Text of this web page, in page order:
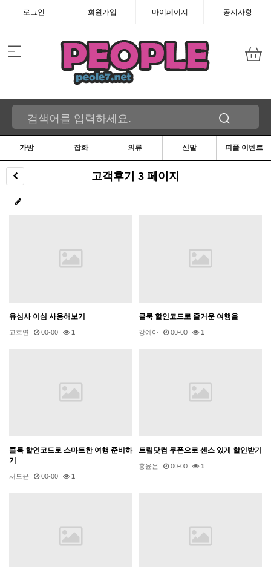
로그인 회원가입 마이페이지 공지사항
가방 잡화 의류 신발 피플 이벤트
고객후기 3 페이지
유심사 이심 사용해보기
고호연 00-00 1
클룩 할인코드로 즐거운 여행을
강예아 00-00 1
클룩 할인코드로 스마트한 여행 준비하
기
서도윤 00-00 1
트립닷컴 쿠폰으로 센스 있게 할인받기
홍윤은 00-00 1